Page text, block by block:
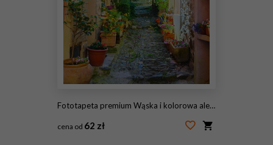
Fototapeta premium Wąska i kolorowa aleja w wiosce Prowansji
cena od 62 zł